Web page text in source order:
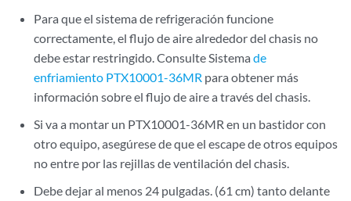
Para que el sistema de refrigeración funcione
correctamente, el flujo de aire alrededor del chasis no
debe estar restringido. Consulte Sistemade
enfriamiento PTX10001-36MR para obtener más
información sobre el flujo de aire a través del chasis.
Si va a montar un PTX10001-36MR en un bastidor con
otro equipo, asegúrese de que el escape de otros equipos
no entre por las rejillas de ventilación del chasis.
Debe dejar al menos 24 pulgadas. (61 cm) tanto delante